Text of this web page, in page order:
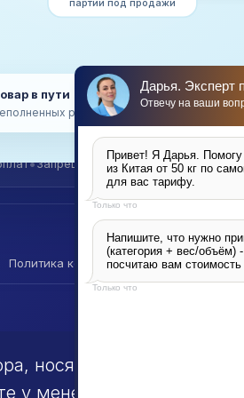
в пути → поставка на маркетплейс
российских складов
Вакансии
База знаний
•Запрещённые товары•Карго vs
Политика конфиденциальностиФайлы
носят информационный
у менеджера.
Дарья. Эксперт
Отвечу на ваши
Привет! Я Дарья. Помогу
из Китая от 50 кг по
для вас тарифу.
Только что
Напишите, что нужно
(категория + вес/объём)
посчитаю вам стоимость
Только что